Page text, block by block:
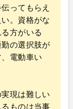
ってもらえ
。資格がな
方がいる
の選択肢が
電動車い
現は難しい
ものは当事